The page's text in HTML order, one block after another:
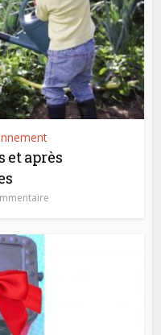
et après